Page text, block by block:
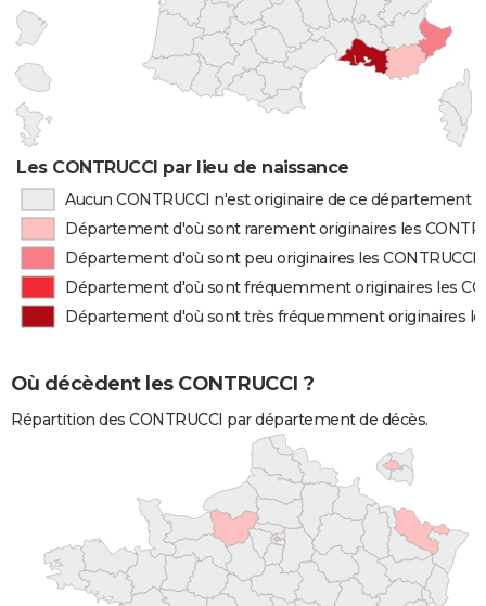
Les CONTRUCCI par lieu de naissance
Aucun CONTRUCCI n'est originaire de ce département
Département d'où sont rarement originaires les
Département d'où sont peu originaires les CONTRUCCI
Département d'où sont fréquemment originaires les
Département d'où sont très fréquemment originaires
Où décèdent les CONTRUCCI ?
Répartition des CONTRUCCI par département de décès.